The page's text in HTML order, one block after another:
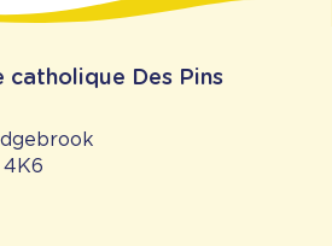
scolaire par notre
Merci de votre
catholique Des Pins
4K6